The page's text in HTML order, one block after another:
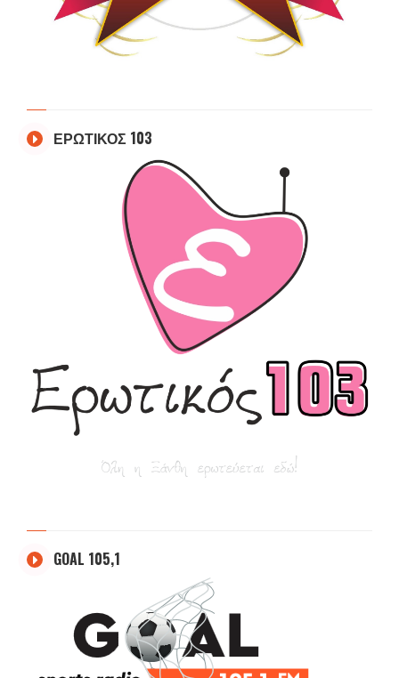
ΕΡΩΤΙΚΟΣ 103
GOAL 105,1